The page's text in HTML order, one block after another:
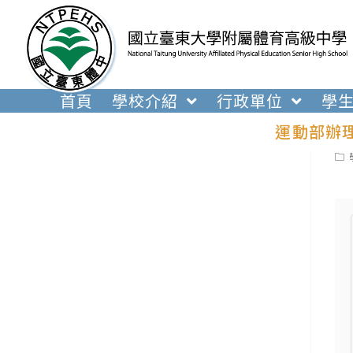
內
首頁 學校介紹 行政單位 學
運動部辦